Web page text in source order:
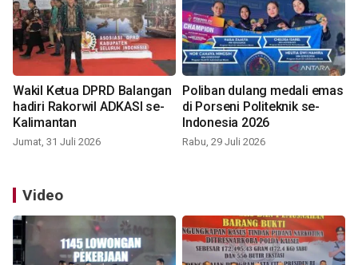
Wakil Ketua DPRD Balangan
hadiri Rakorwil ADKASI se-
Kalimantan
Jumat, 31 Juli 2026
Poliban dulang medali emas
di Porseni Politeknik se-
Indonesia 2026
Rabu, 29 Juli 2026
Video